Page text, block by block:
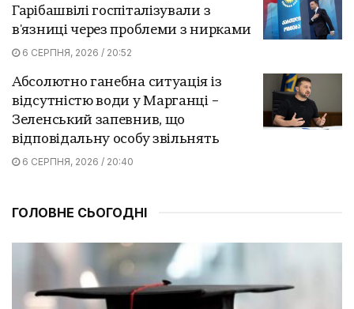
Гарібашвілі госпіталізували з
в'язниці через проблеми з нирками
6 СЕРПНЯ, 2026 / 20:52
Абсолютно ганебна ситуація із
відсутністю води у Марганці –
Зеленський запевнив, що
відповідальну особу звільнять
6 СЕРПНЯ, 2026 / 20:40
ГОЛОВНЕ СЬОГОДНІ